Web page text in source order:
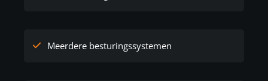
Meerdere besturingssystemen